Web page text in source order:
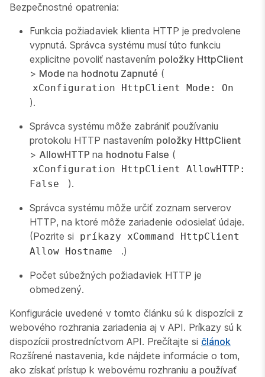
Bezpečnostné opatrenia:
Funkcia požiadaviek klienta HTTP je predvolene
vypnutá. Správca systému musí túto funkciu
explicitne povoliť nastavením položky HttpClient
> Mode na hodnotu Zapnuté (
xConfiguration HttpClient Mode: On
).
Správca systému môže zabrániť používaniu
protokolu HTTP nastavením položky HttpClient
> AllowHTTP na hodnotu False (
xConfiguration HttpClient AllowHTTP:
False
).
Správca systému môže určiť zoznam serverov
HTTP, na ktoré môže zariadenie odosielať údaje.
(Pozrite si
príkazy xCommand HttpClient
Allow Hostname
.)
Počet súbežných požiadaviek HTTP je
obmedzený.
Konfigurácie uvedené v tomto článku sú k dispozícii z
webového rozhrania zariadenia aj v API. Príkazy sú k
dispozícii prostredníctvom API. Prečítajte si článok
Rozšírené nastavenia, kde nájdete informácie o tom,
ako získať prístup k webovému rozhraniu a používať